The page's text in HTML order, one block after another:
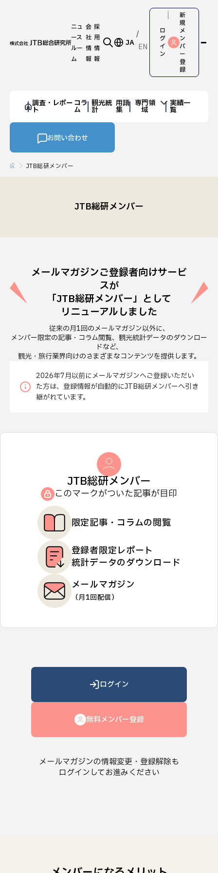
ニュ
ース
ルー
ム
会
社
情
報
採
用
情
報
JA EN
ロ
グ
イ
ン
新
規
メ
ン
バ
ー
登
録
調査・レポー
ト
コラ
ム
観光統
計
用語
集
専門領
域
実績一
覧
お問い合わせ
JTB総研メンバー
JTB総研メンバー
メールマガジンご登録者向けサービ
スが
「JTB総研メンバー」として
リニューアルしました
従来の月1回のメールマガジン以外に、
メンバー限定の記事・コラム閲覧、観光統計データのダウンロー
ドなど、
観光・旅行業界向けのさまざまなコンテンツを提供します。
2026年7月以前にメールマガジンへご登録いただい
た方は、登録情報が自動的にJTB総研メンバーへ引き
継がれています。
JTB総研メンバー
このマークがついた記事が目印
限定記事・コラムの閲覧
登録者限定レポート
統計データのダウンロード
メールマガジン
（月1回配信）
ログイン
無料メンバー登録
メールマガジンの情報変更・登録解除も
ログインしてお進みください